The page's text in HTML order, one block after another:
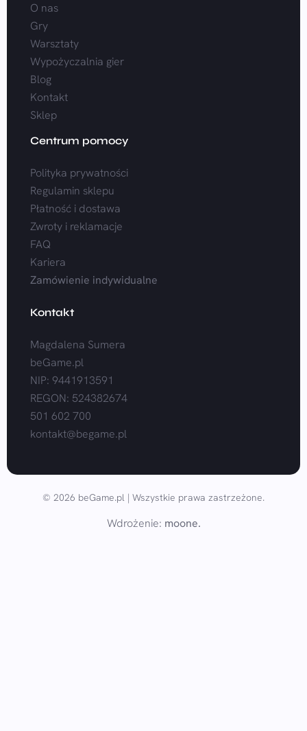
O nas
Gry
Warsztaty
Wypożyczalnia gier
Blog
Kontakt
Sklep
Centrum pomocy
Polityka prywatności
Regulamin sklepu
Płatność i dostawa
Zwroty i reklamacje
FAQ
Kariera
Zamówienie indywidualne
Kontakt
Magdalena Sumera
beGame.pl
NIP: 9441913591
REGON: 524382674
501 602 700
kontakt@begame.pl
© 2026 beGame.pl | Wszystkie prawa zastrzeżone.
Wdrożenie: moone.